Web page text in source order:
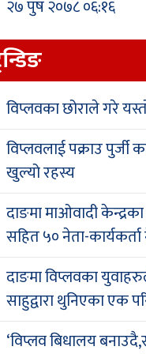
२७ पुष २०७८ ०६:१६
विप्लवका छोराले गरे
विप्लवलाई पक्राउ पुर्जी
खुल्यो रहस्य
दाङमा माओवादी
सहित ५० नेता-
दाङमा विप्लवका
साहुद्वारा थुनिएका एक
‘विप्लव बिधालय